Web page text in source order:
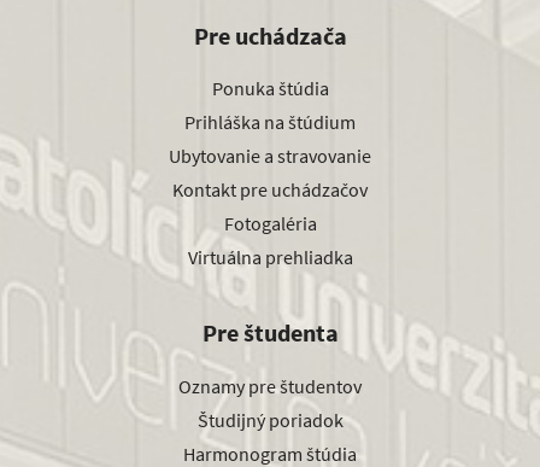
Pre uchádzača
Ponuka štúdia
Prihláška na štúdium
Ubytovanie a stravovanie
Kontakt pre uchádzačov
Fotogaléria
Virtuálna prehliadka
Pre študenta
Oznamy pre študentov
Študijný poriadok
Harmonogram štúdia